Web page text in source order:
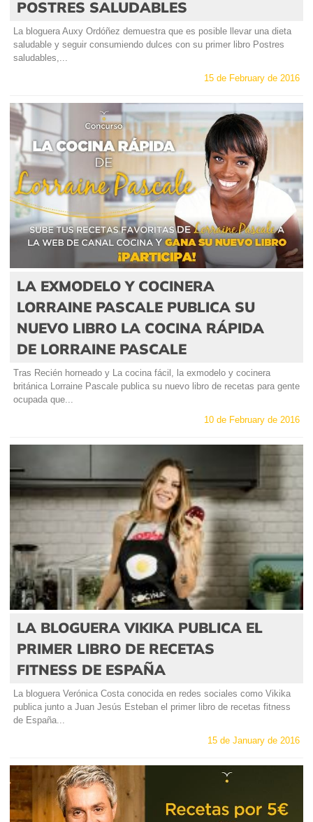
POSTRES SALUDABLES
La bloguera Auxy Ordóñez demuestra que es posible llevar una dieta
saludable y seguir consumiendo dulces con su primer libro Postres
saludables,...
15 de February de 2016
LA EXMODELO Y COCINERA
LORRAINE PASCALE PUBLICA SU
NUEVO LIBRO LA COCINA RÁPIDA
DE LORRAINE PASCALE
Tras Recién horneado y La cocina fácil, la exmodelo y cocinera
británica Lorraine Pascale publica su nuevo libro de recetas para gente
ocupada que...
10 de February de 2016
LA BLOGUERA VIKIKA PUBLICA EL
PRIMER LIBRO DE RECETAS
FITNESS DE ESPAÑA
La bloguera Verónica Costa conocida en redes sociales como Vikika
publica junto a Juan Jesús Esteban el primer libro de recetas fitness
de España...
15 de January de 2016